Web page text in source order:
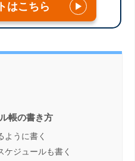
はこちら ▶
帳の書き方
ように書く
ケジュールも書く